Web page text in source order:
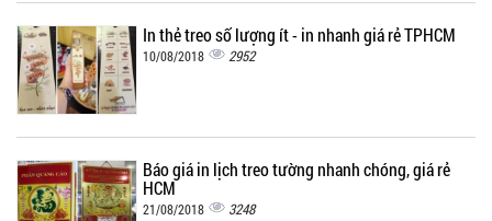
In thẻ treo số lượng ít - in nhanh giá rẻ TPHCM
10/08/2018 2952
Báo giá in lịch treo tường nhanh chóng, giá rẻ
HCM
21/08/2018 3248